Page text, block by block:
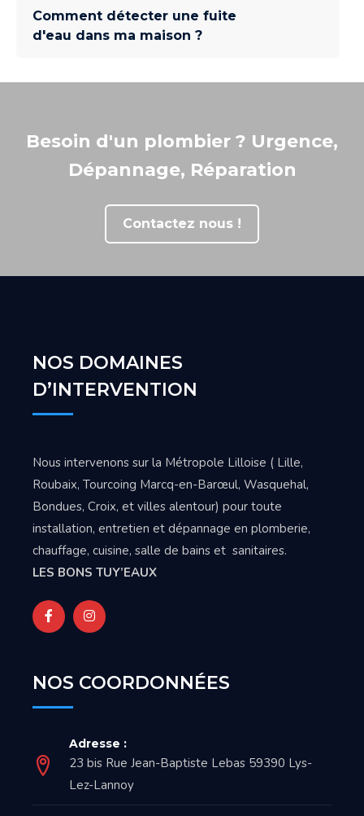
Comment détecter une fuite
d'eau dans ma maison ?
Besoin d'un plombier ? Urgence,
Dépannage, Réparation
Contactez nous !
NOS DOMAINES
D’INTERVENTION
Nous intervenons sur la Métropole Lilloise ( Lille,
Roubaix, Tourcoing Marcq-en-Barœul, Wasquehal,
Bondues, Croix, et villes alentour) pour toute
installation, entretien et dépannage en plomberie,
chauffage, cuisine, salle de bains et sanitaires.
LES BONS TUY’EAUX
NOS COORDONNÉES
Adresse :
23 bis Rue Jean-Baptiste Lebas 59390 Lys-
Lez-Lannoy